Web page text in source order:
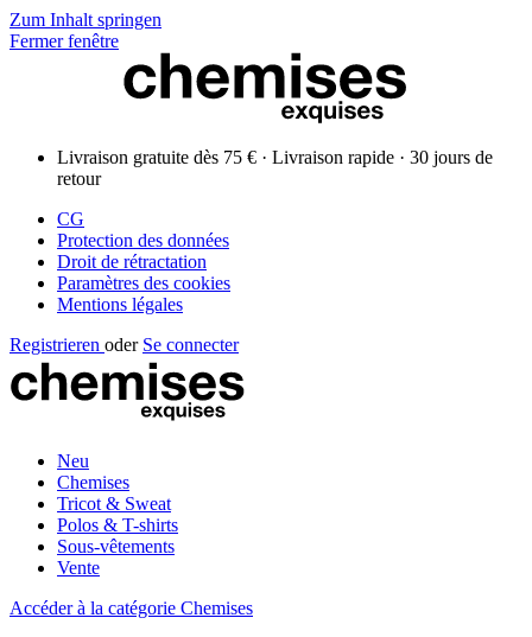
Zum Inhalt springen
Fermer fenêtre
Livraison gratuite dès 75 € · Livraison rapide · 30 jours de
retour
CG
Protection des données
Droit de rétractation
Paramètres des cookies
Mentions légales
Registrieren oder Se connecter
Neu
Chemises
Tricot & Sweat
Polos & T-shirts
Sous-vêtements
Vente
Accéder à la catégorie Chemises